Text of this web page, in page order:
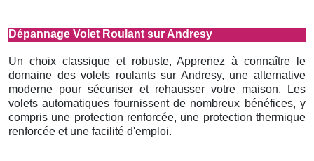
Dépannage Volet Roulant sur Andresy
Un choix classique et robuste, Apprenez à connaître le
domaine des volets roulants sur Andresy, une alternative
moderne pour sécuriser et rehausser votre maison. Les
volets automatiques fournissent de nombreux bénéfices, y
compris une protection renforcée, une protection thermique
renforcée et une facilité d'emploi.